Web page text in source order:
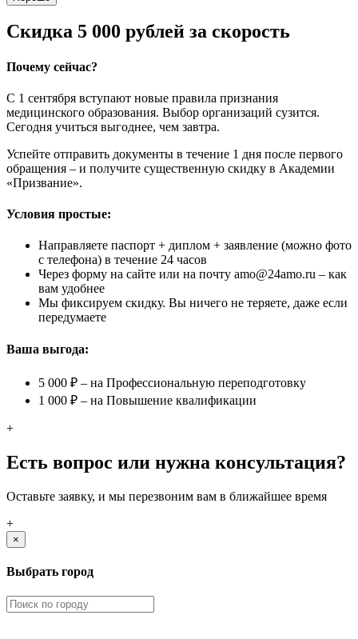
Скидка 5 000 рублей за скорость
Почему сейчас?
С 1 сентября вступают новые правила признания
медицинского образования. Выбор организаций сузится.
Сегодня учиться выгоднее, чем завтра.
Успейте отправить документы в течение 1 дня после первого
обращения – и получите существенную скидку в Академии
«Призвание».
Условия простые:
Направляете паспорт + диплом + заявление (можно фото
с телефона) в течение 24 часов
Через форму на сайте или на почту amo@24amo.ru – как
вам удобнее
Мы фиксируем скидку. Вы ничего не теряете, даже если
передумаете
Ваша выгода:
5 000 ₽ – на Профессиональную переподготовку
1 000 ₽ – на Повышение квалификации
+
Есть вопрос или нужна консультация?
Оставьте заявку, и мы перезвоним вам в ближайшее время
+
×
Выбрать город